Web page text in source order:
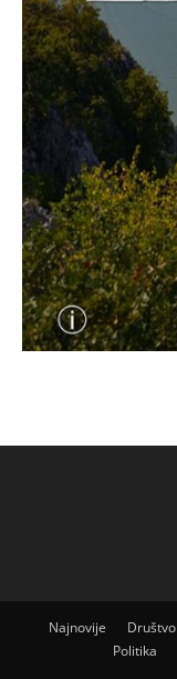
Najnovije Društvo
Politika